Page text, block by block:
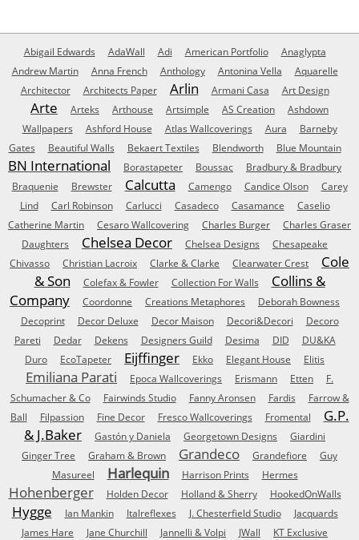
Abigail Edwards AdaWall Adi American Portfolio
Anaglypta
Andrew Martin
Anna French Anthology Antonina Vella
Aquarelle
Architector
Architects Paper Arlin Armani Casa Art Design
Arte Arteks Arthouse Artsimple AS Creation
Ashdown
Wallpapers
Ashford House Atlas Wallcoverings Aura
Barneby
Gates
Beautiful Walls Bekaert Textiles Blendworth Blue Mountain
BN International Borastapeter Boussac
Bradbury & Bradbury
Braquenie
Brewster Calcutta Camengo Candice Olson
Carey
Lind
Carl Robinson Carlucci Casadeco Casamance
Caselio
Catherine Martin
Cesaro Wallcovering Charles Burger
Charles Graser
Daughters
Chelsea Decor Chelsea Designs
Chesapeake
Chivasso
Christian Lacroix Clarke & Clarke Clearwater Crest
Cole
& Son
Colefax & Fowler Collection For Walls
Collins &
Company
Coordonne Creations Metaphores
Deborah Bowness
Decoprint
Decor Deluxe Decor Maison Decori&Decori
Decoro
Pareti
Dedar Dekens Designers Guild Desima DID
DU&KA
Duro
EcoTapeter Eijffinger Ekko Elegant House Elitis
Emiliana Parati Epoca Wallcoverings Erismann Etten
F.
Schumacher & Co
Fairwinds Studio Fanny Aronsen Fardis
Farrow &
Ball
Filpassion Fine Decor Fresco Wallcoverings Fromental
G.P.
& J.Baker
Gastón y Daniela Georgetown Designs
Giardini
Ginger Tree
Graham & Brown Grandeco Grandefiore
Guy
Masureel
Harlequin Harrison Prints Hermes
Hohenberger Holden Decor Holland & Sherry HookedOnWalls
Hygge Ian Mankin Italreflexes J. Chesterfield Studio
Jacquards
James Hare
Jane Churchill Jannelli & Volpi JWall
KT Exclusive